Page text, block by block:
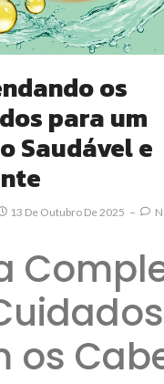
os
para um
Saudável e
13 De Outubro De 2025
os